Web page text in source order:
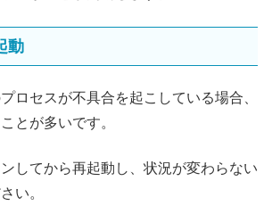
動
ロセスが不具合を起こしている場合、
とが多いです。
してから再起動し、状況が変わらない
い。